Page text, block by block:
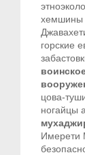
хемшины
горские
цова-
ногайцы
Имерети